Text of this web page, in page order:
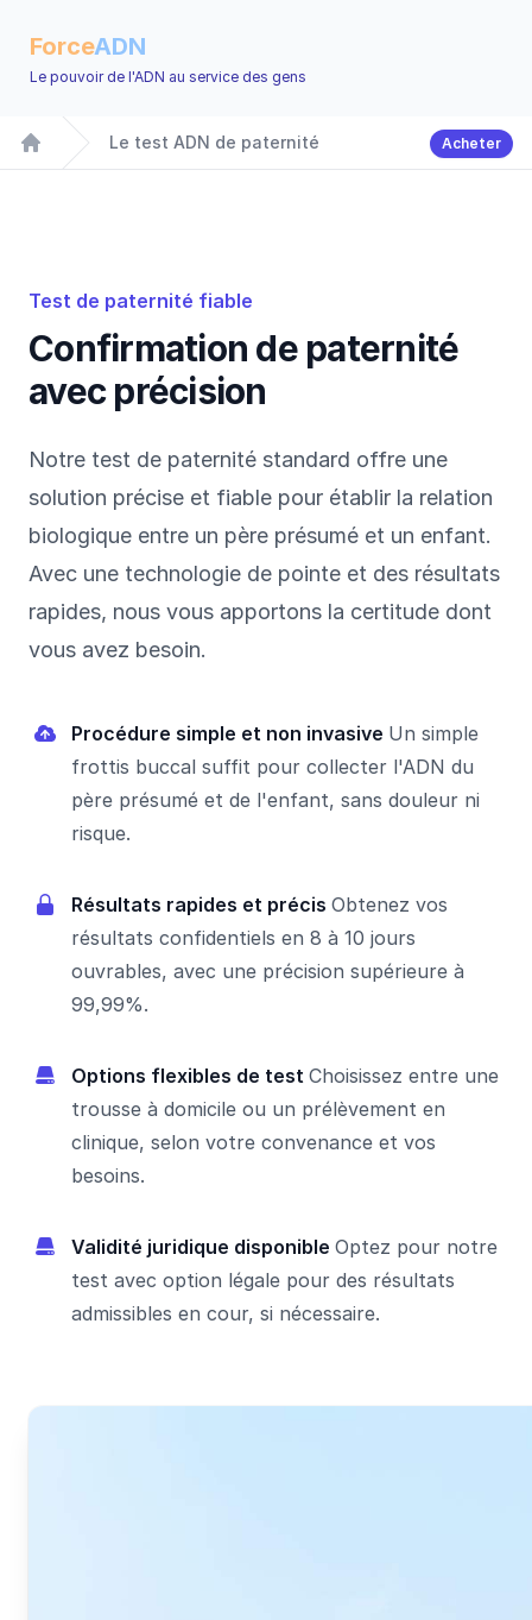
ForceADN
Le pouvoir de l'ADN au service des gens
Accueil
Le test ADN de paternité Acheter
Test de paternité fiable
Confirmation de paternité
avec précision
Notre test de paternité standard offre une
solution précise et fiable pour établir la relation
biologique entre un père présumé et un enfant.
Avec une technologie de pointe et des résultats
rapides, nous vous apportons la certitude dont
vous avez besoin.
Procédure simple et non invasive Un simple
frottis buccal suffit pour collecter l'ADN du
père présumé et de l'enfant, sans douleur ni
risque.
Résultats rapides et précis Obtenez vos
résultats confidentiels en 8 à 10 jours
ouvrables, avec une précision supérieure à
99,99%.
Options flexibles de test Choisissez entre une
trousse à domicile ou un prélèvement en
clinique, selon votre convenance et vos
besoins.
Validité juridique disponible Optez pour notre
test avec option légale pour des résultats
admissibles en cour, si nécessaire.